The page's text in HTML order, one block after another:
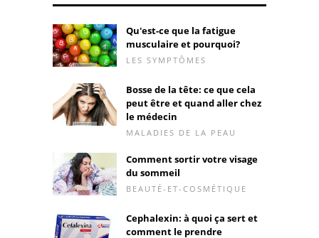
Qu'est-ce que la fatigue
musculaire et pourquoi?
LES SYMPTÔMES
Bosse de la tête: ce que cela
peut être et quand aller chez
le médecin
MALADIES DE LA PEAU
Comment sortir votre visage
du sommeil
BEAUTÉ-ET-COSMÉTIQUE
Cephalexin: à quoi ça sert et
comment le prendre